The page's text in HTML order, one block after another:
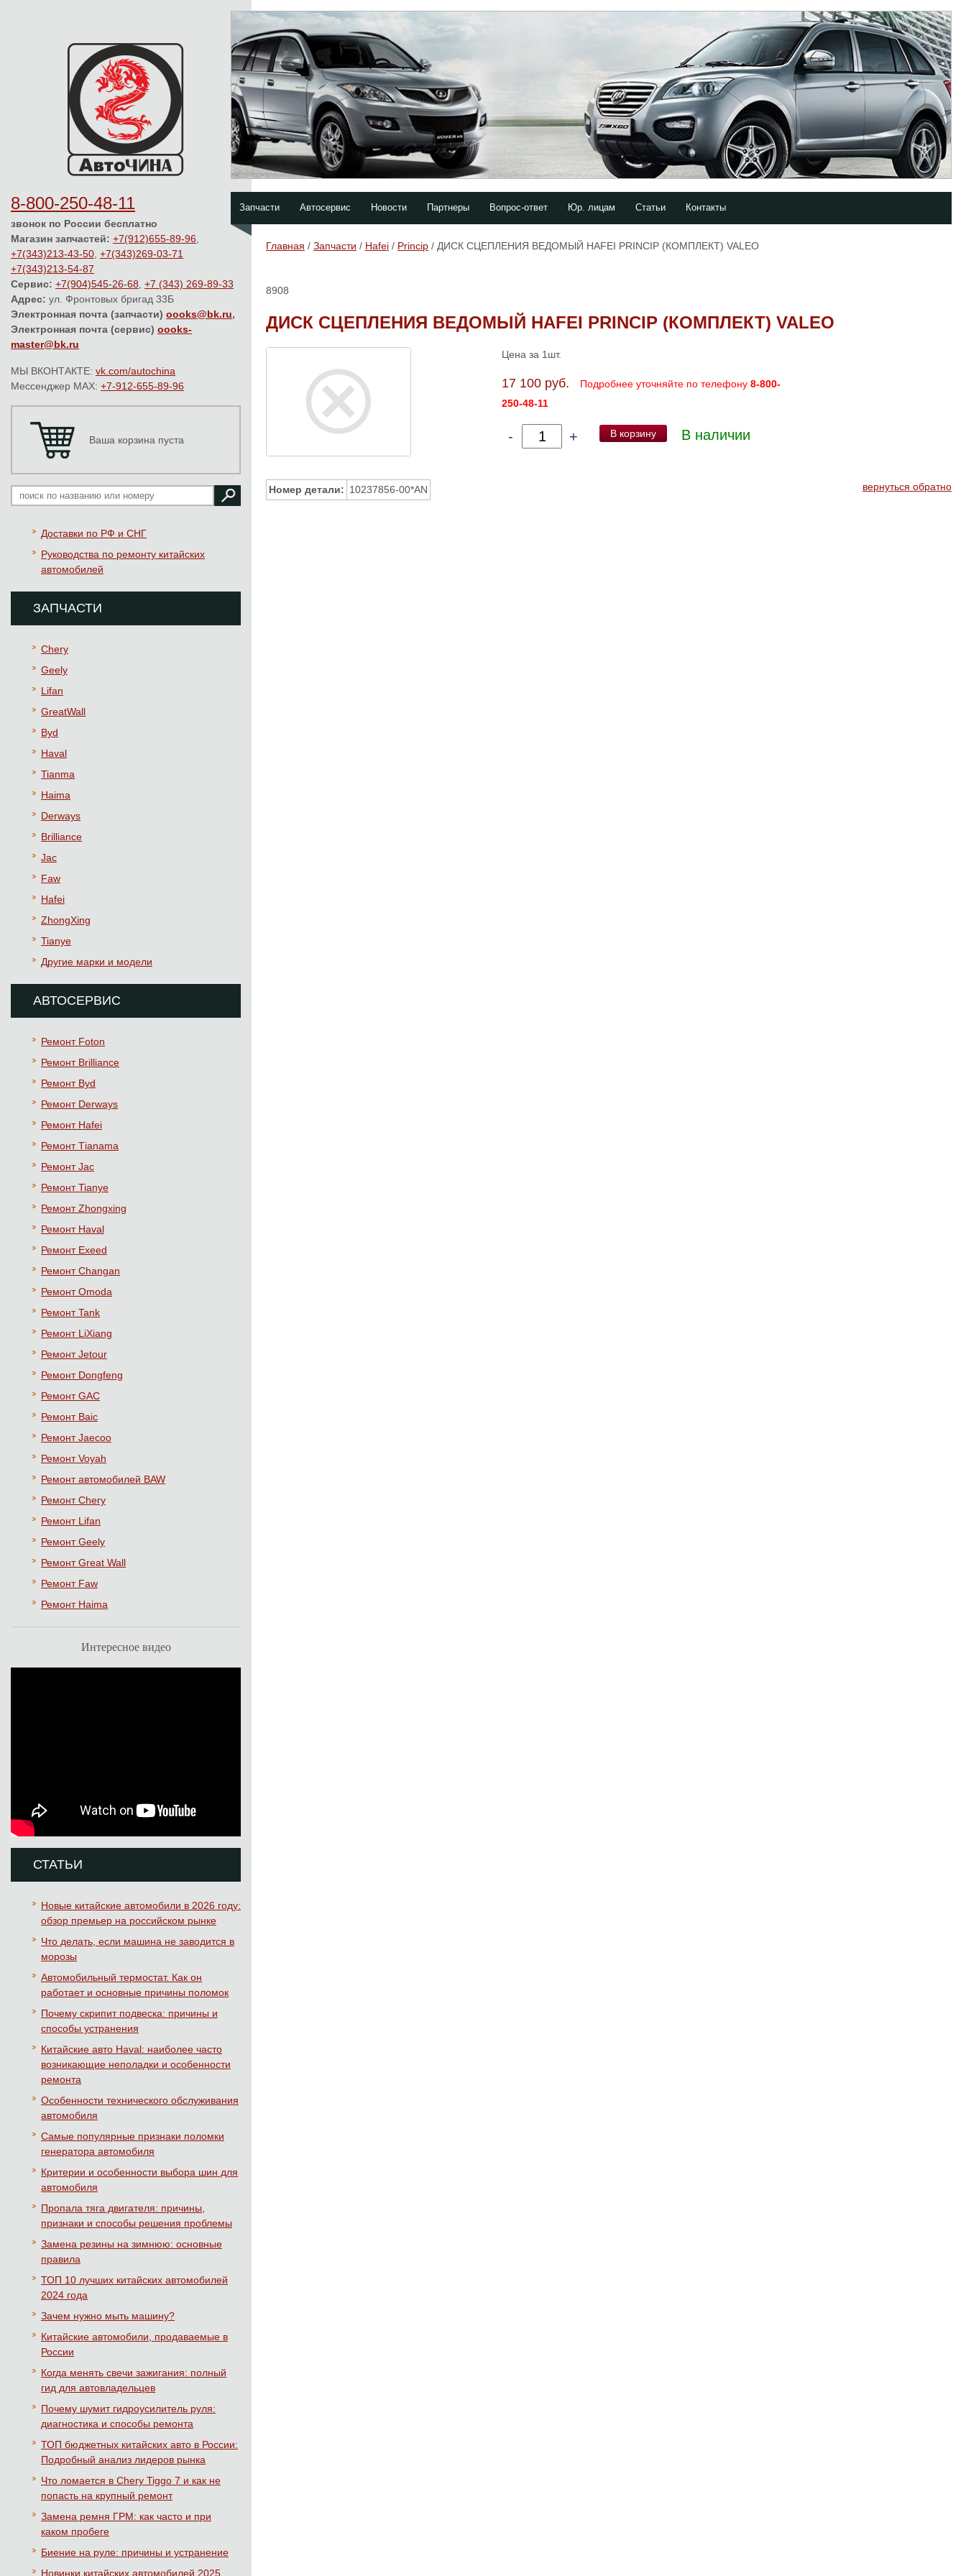
8-800-250-48-11
звонок по России бесплатно
Магазин запчастей: +7(912)655-89-96
+7(343)213-43-50 +7(343)269-03-71
+7(343)213-54-87
Сервис: +7(904)545-26-68 +7 (343) 269-89-33
Адрес: ул. Фронтовых бригад 33Б
Электронная почта (запчасти) oooks@bk.ru,
Электронная почта (сервис) oooks-
master@bk.ru
МЫ ВКОНТАКТЕ: vk.com/autochina
Мессенджер MAX: +7-912-655-89-96
Ваша корзина пуста
Доставки по РФ и СНГ
Руководства по ремонту китайских
автомобилей
ЗАПЧАСТИ
Chery
Geely
Lifan
GreatWall
Byd
Haval
Tianma
Haima
Derways
Brilliance
Jac
Faw
Hafei
ZhongXing
Tianye
Другие марки и модели
АВТОСЕРВИС
Ремонт Foton
Ремонт Brilliance
Ремонт Byd
Ремонт Derways
Ремонт Hafei
Ремонт Тianama
Ремонт Jac
Ремонт Tianye
Ремонт Zhongxing
Ремонт Haval
Ремонт Exeed
Ремонт Changan
Ремонт Omoda
Ремонт Tank
Ремонт LiXiang
Ремонт Jetour
Ремонт Dongfeng
Ремонт GAC
Ремонт Baic
Ремонт Jaecoo
Ремонт Voyah
Ремонт автомобилей BAW
Ремонт Chery
Ремонт Lifan
Ремонт Geely
Ремонт Great Wall
Ремонт Faw
Ремонт Haima
Интересное видео
СТАТЬИ
Новые китайские автомобили в 2026 году:
обзор премьер на российском рынке
Что делать, если машина не заводится в
морозы
Автомобильный термостат. Как он
работает и основные причины поломок
Почему скрипит подвеска: причины и
способы устранения
Китайские авто Haval: наиболее часто
возникающие неполадки и особенности
ремонта
Особенности технического обслуживания
автомобиля
Самые популярные признаки поломки
генератора автомобиля
Критерии и особенности выбора шин для
автомобиля
Пропала тяга двигателя: причины,
признаки и способы решения проблемы
Замена резины на зимнюю: основные
правила
ТОП 10 лучших китайских автомобилей
2024 года
Зачем нужно мыть машину?
Китайские автомобили, продаваемые в
России
Когда менять свечи зажигания: полный
гид для автовладельцев
Почему шумит гидроусилитель руля:
диагностика и способы ремонта
ТОП бюджетных китайских авто в России:
Подробный анализ лидеров рынка
Что ломается в Chery Tiggo 7 и как не
попасть на крупный ремонт
Замена ремня ГРМ: как часто и при
каком пробеге
Биение на руле: причины и устранение
Новинки китайских автомобилей 2025
Запчасти Автосервис Новости Партнеры Вопрос-ответ Юр. лицам Статьи Контакты
Главная / Запчасти / Hafei / Princip / ДИСК СЦЕПЛЕНИЯ ВЕДОМЫЙ HAFEI PRINCIP (КОМПЛЕКТ) VALEO
8908
ДИСК СЦЕПЛЕНИЯ ВЕДОМЫЙ HAFEI PRINCIP (КОМПЛЕКТ) VALEO
Цена за 1шт.
17 100 руб. Подробнее уточняйте по телефону 8-800-
250-48-11
- + В корзину В наличии
Номер детали: 10237856-00*AN вернуться обратно